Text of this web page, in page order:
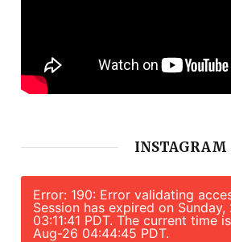
INSTAGRAM
Error: 190: Error validating
Session has expired on Sunday,
03:11:41 PDT. The current time
Aug-26 04:44:45 PDT.